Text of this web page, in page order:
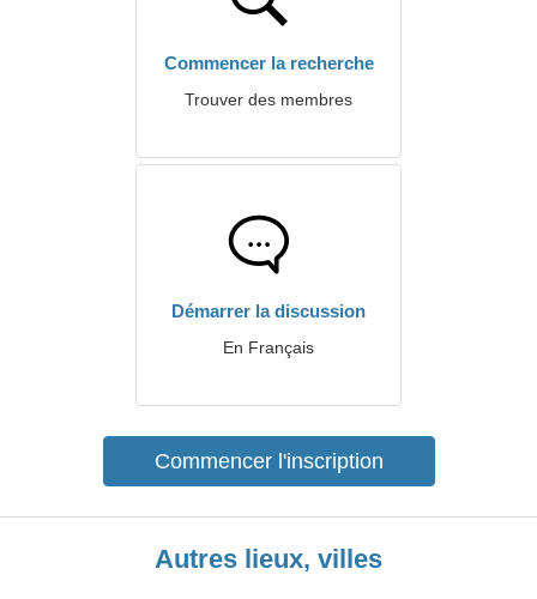
Commencer la recherche
Trouver des membres
Démarrer la discussion
En Français
Commencer l'inscription
Autres lieux, villes